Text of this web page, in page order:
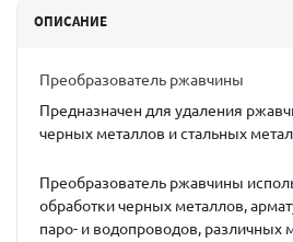
ОПИСАНИЕ
Преобразователь ржавчины
Предназначен для удаления
черных металлов и стальных
Преобразователь ржавчины
обработки черных металлов,
паро- и водопроводов, различных